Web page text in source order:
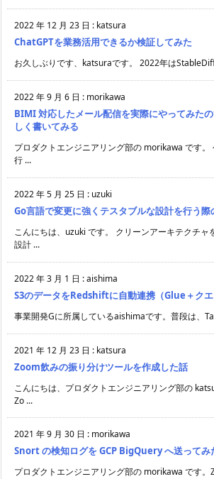
2022 年 12 月 23 日 : katsura
ChatGPTを業務活用できるか検証してみた
お久しぶりです、katsuraです。 2022年は
2022 年 9 月 6 日 : morikawa
BIMI 対応したメール配信を実際にやってみた
しく書いてみる
プロダクトエンジニアリング部の morikawa です。
行 ...
2022 年 5 月 25 日 : uzuki
Go言語で変更に強くテスタブルな設計を行う際
こんにちは、uzuki です。 クリーンアーキテクチャ
設計 ...
2022 年 3 月 1 日 :aishima
S3のデータをRedshiftに自動連携（Glue＋クエ
事業開発Gに所属しているaishimaです。普段は、
2021 年 12 月 23 日 : katsura
Zoom飲みの振り分けツールを作成した話
こんにちは、プロダクトエンジニアリング部の
Zo ...
2021 年 9 月 30 日 : morikawa
Snort の検知ログを GCP BigQuery へ送ってみ
プロダクトエンジニアリング部の morikawa です。